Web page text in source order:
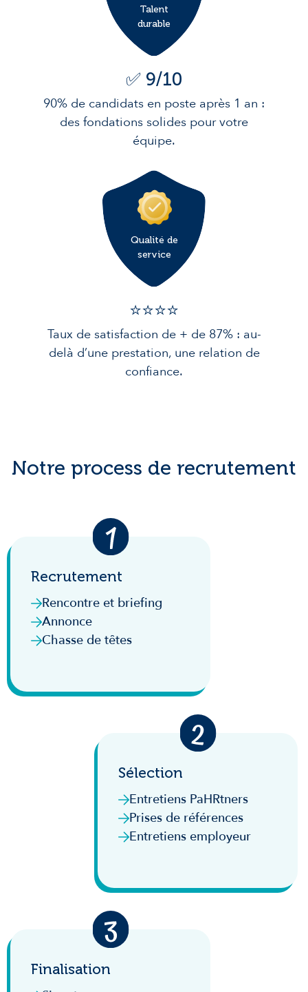
Talent
durable
✅ 9/10
90% de candidats en poste après 1 an :
des fondations solides pour votre
équipe.
Qualité de
service
⭐️⭐️⭐️️⭐️️
Taux de satisfaction de + de 87% : au-
delà d’une prestation, une relation de
confiance.
Notre process de recrutement
Recrutement
Rencontre et briefing
Annonce
Chasse de têtes
Sélection
Entretiens PaHRtners
Prises de références
Entretiens employeur
Finalisation